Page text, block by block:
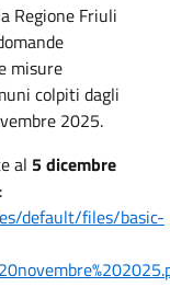
Regione Friuli
misure
colpiti dagli
2025.
al 5 dicembre
default/files/basic-